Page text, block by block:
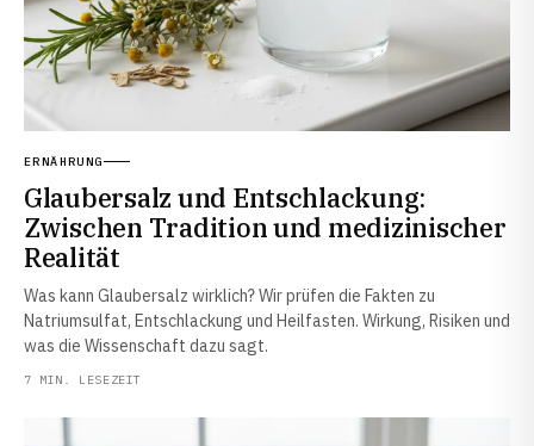
ERNÄHRUNG
Glaubersalz und Entschlackung:
Zwischen Tradition und medizinischer
Realität
Was kann Glaubersalz wirklich? Wir prüfen die Fakten zu
Natriumsulfat, Entschlackung und Heilfasten. Wirkung, Risiken und
was die Wissenschaft dazu sagt.
7 MIN. LESEZEIT